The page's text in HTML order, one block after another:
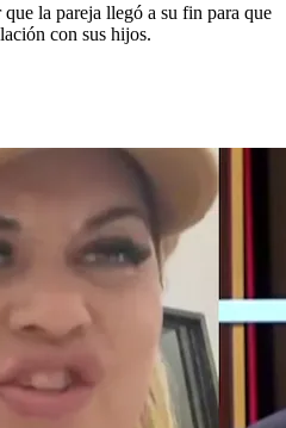
la pareja llegó a su fin para que
con sus hijos.